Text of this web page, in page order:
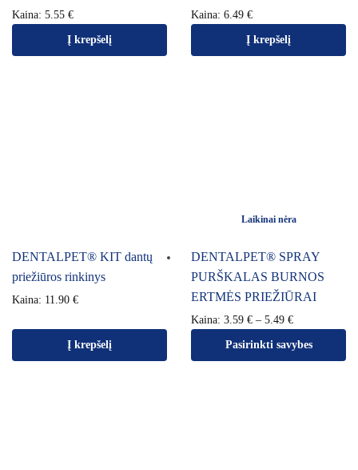
Kaina: 5.55 €
Į krepšelį
Kaina: 6.49 €
Į krepšelį
DENTALPET® KIT dantų
priežiūros rinkinys
Kaina: 11.90 €
Į krepšelį
Laikinai nėra
DENTALPET® SPRAY
PURŠKALAS BURNOS
ERTMĖS PRIEŽIŪRAI
Kaina: 3.59 € – 5.49 €
Pasirinkti savybes